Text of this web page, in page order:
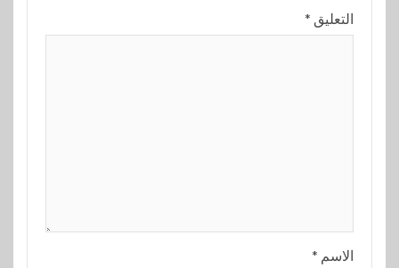
التعليق *
الاسم *